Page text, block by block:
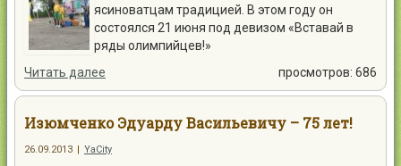
ясиноватцам традицией. В этом году он
состоялся 21 июня под девизом «Вставай в
ряды олимпийцев!»
Читать далее
просмотров: 686
Изюмченко Эдуарду Васильевичу – 75 лет!
26.09.2013 | YaCity